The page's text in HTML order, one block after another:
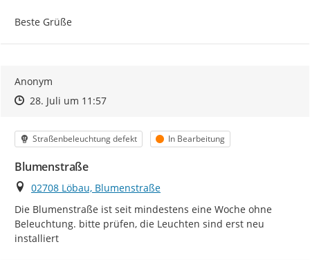
Beste Grüße
Anonym
Zeitpunkt des Erstellens
Zeitpunkt des Erstellens
28. Juli um 11:57Zur Äußerung
Kategorie
Straßenbeleuchtung defekt Status
In Bearbeitung
Blumenstraße
Ort
02708 Löbau, Blumenstraße
Die Blumenstraße ist seit mindestens eine Woche ohne
Beleuchtung. bitte prüfen, die Leuchten sind erst neu
installiert